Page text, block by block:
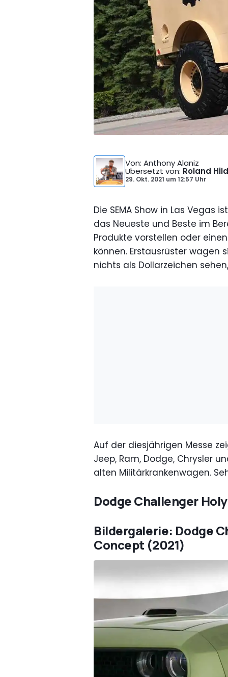
Von: Anthony Alaniz
Übersetzt von: Roland
29. Okt. 2021 um12:57 Uhr
Die SEMA Show in Las Vegas
das Neueste und Beste im
Produkte vorstellen oder
können. Erstausrüster wagen
nichts als Dollarzeichen
Auf der diesjährigen Messe
Jeep, Ram, Dodge, Chrysler
alten Militärkrankenwagen.
Dodge Challenger
Bildergalerie: Dodge
Concept (2021)